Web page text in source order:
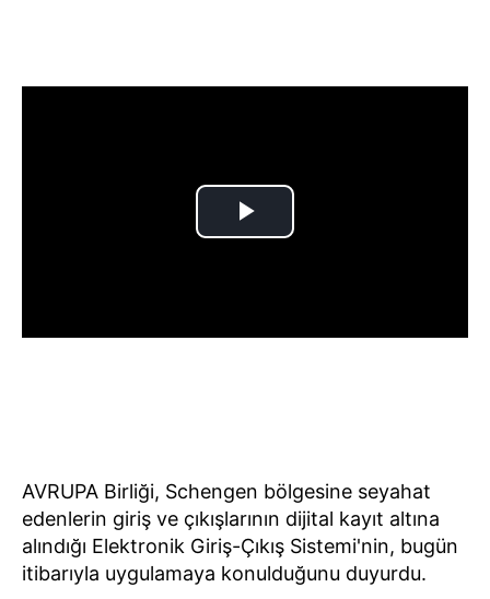
AVRUPA Birliği, Schengen bölgesine seyahat
edenlerin giriş ve çıkışlarının dijital kayıt altına
alındığı Elektronik Giriş-Çıkış Sistemi'nin, bugün
itibarıyla uygulamaya konulduğunu duyurdu.